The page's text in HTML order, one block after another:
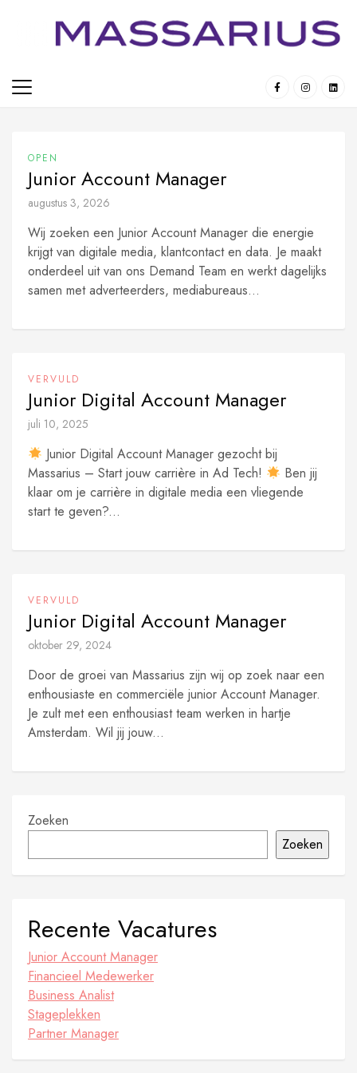
OPEN
Junior Account Manager
augustus 3, 2026
Wij zoeken een Junior Account Manager die energie
krijgt van digitale media, klantcontact en data. Je maakt
onderdeel uit van ons Demand Team en werkt dagelijks
samen met adverteerders, mediabureaus...
VERVULD
Junior Digital Account Manager
juli 10, 2025
Junior Digital Account Manager gezocht bij
Massarius – Start jouw carrière in Ad Tech!
Ben jij
klaar om je carrière in digitale media een vliegende
start te geven?...
VERVULD
Junior Digital Account Manager
oktober 29, 2024
Door de groei van Massarius zijn wij op zoek naar een
enthousiaste en commerciële junior Account Manager.
Je zult met een enthousiast team werken in hartje
Amsterdam. Wil jij jouw...
Zoeken
Zoeken
Recente Vacatures
Junior Account Manager
Financieel Medewerker
Business Analist
Stageplekken
Partner Manager